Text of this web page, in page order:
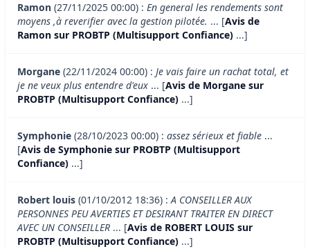
Ramon (27/11/2025 00:00) : En general les rendements sont
moyens ,à reverifier avec la gestion pilotée. ... [Avis de
Ramon sur PROBTP (Multisupport Confiance) ...]
Morgane (22/11/2024 00:00) : Je vais faire un rachat total, et
je ne veux plus entendre d'eux ... [Avis de Morgane sur
PROBTP (Multisupport Confiance) ...]
Symphonie (28/10/2023 00:00) : assez sérieux et fiable ...
[Avis de Symphonie sur PROBTP (Multisupport
Confiance) ...]
Robert louis (01/10/2012 18:36) :A CONSEILLER AUX
PERSONNES PEU AVERTIES ET DESIRANT TRAITER EN DIRECT
AVEC UN CONSEILLER ... [Avis de ROBERT LOUIS sur
PROBTP (Multisupport Confiance) ...]